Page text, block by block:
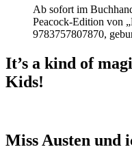
Ab sofort im
Peacock-Edition von
9783757807870,
It’s a kind of
Kids!
Miss Austen und